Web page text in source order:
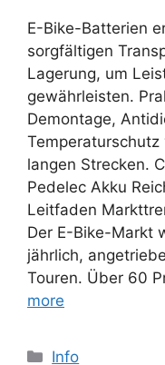
E-Bike-Batterien
sorgfältigen
Lagerung, um
gewährleisten.
Demontage,
langen Strecken.
Pedelec Akku
Leitfaden
Der E-Bike-Markt
jährlich,
Touren. Über 60
more
Categories
Info